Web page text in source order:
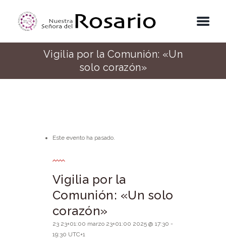
Vigilia por la Comunión: «Un
solo corazón»
Este evento ha pasado.
Vigilia por la
Comunión: «Un solo
corazón»
23 23+01:00 marzo 23+01:00 2025 @ 17:30 -
19:30 UTC+1